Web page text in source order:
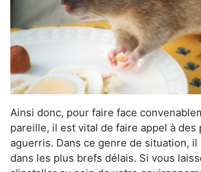
Ainsi donc, pour faire face
pareille, il est vital de faire appel à des
aguerris. Dans ce genre de situation,
dans les plus brefs délais. Si vous